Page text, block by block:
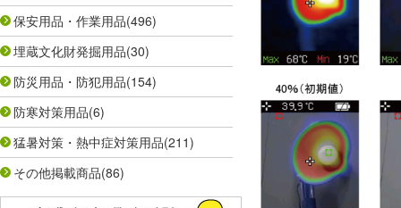
保安用品・作業用品(496)
埋蔵文化財発掘用品(30)
防災用品・防犯用品(154)
防寒対策用品(6)
猛暑対策・熱中症対策用品(211)
その他掲載商品(86)